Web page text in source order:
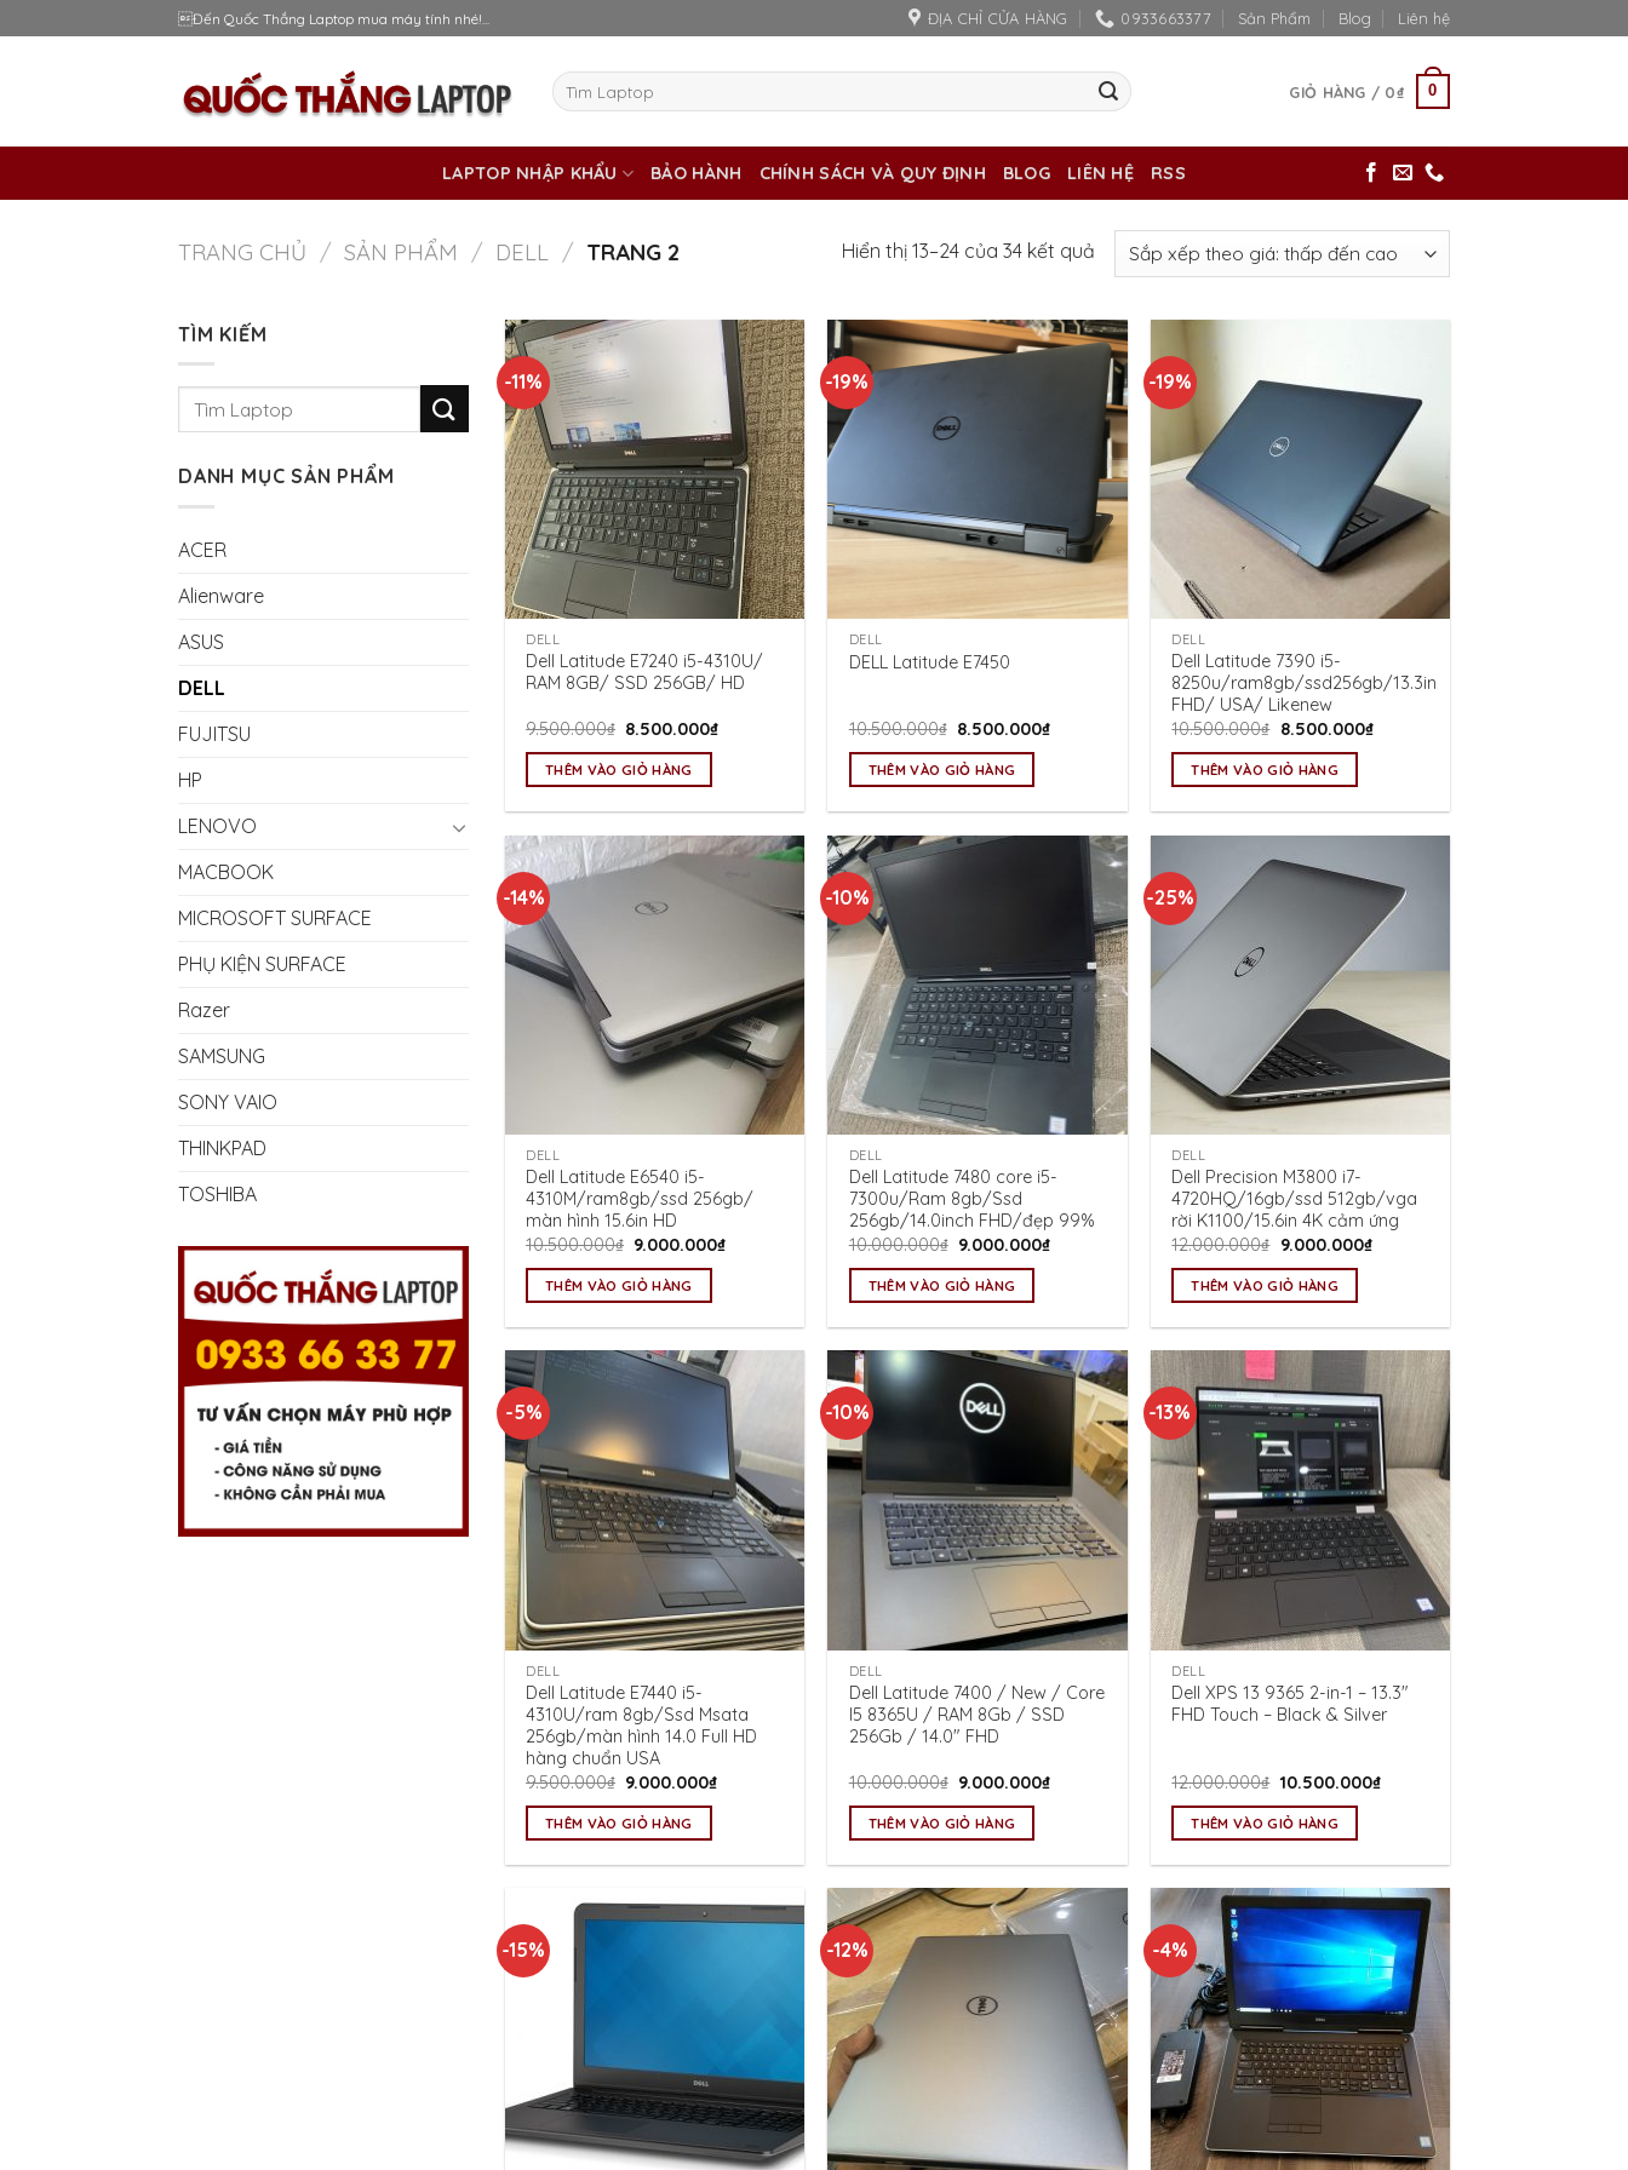
to
Đến Quốc Thắng Laptop mua máy tính nhé!... ĐỊA CHỈ CỬA HÀNG 0933663377 Sản Phẩm Blog Liên hệ
Tìm
kiếm:
GIỎ HÀNG / 0₫ 0
LAPTOP NHẬP KHẨU BẢO HÀNH CHÍNH SÁCH VÀ QUY ĐỊNH BLOG LIÊN HỆ RSS
TRANG CHỦ / SẢN PHẨM / DELL / TRANG 2 Hiển thị 13–24 của 34 kết quả
TÌM KIẾM
DANH MỤC SẢN PHẨM
ACER
Alienware
ASUS
DELL
FUJITSU
HP
LENOVO
MACBOOK
MICROSOFT SURFACE
PHỤ KIỆN SURFACE
Razer
SAMSUNG
SONY VAIO
THINKPAD
TOSHIBA
-11%
DELL
Dell Latitude E7240 i5-4310U/
RAM 8GB/ SSD 256GB/ HD
9.500.000₫ Giá
là:
9.500.000₫.
8.500.000₫Giá
THÊM VÀO GIỎ HÀNG
-19%
DELL
DELL Latitude E7450
10.500.000₫ Giá
là:
10.500.000₫.
8.500.000₫Giá
THÊM VÀO GIỎ HÀNG
-19%
DELL
Dell Latitude 7390 i5-
8250u/ram8gb/ssd256gb/13.3in
FHD/ USA/ Likenew
10.500.000₫ Giá
là:
10.500.000₫.
8.500.000₫Giá
THÊM VÀO GIỎ HÀNG
-14%
DELL
Dell Latitude E6540 i5-
4310M/ram8gb/ssd 256gb/
màn hình 15.6in HD
10.500.000₫ Giá
là:
10.500.000₫.
9.000.000₫Giá
THÊM VÀO GIỎ HÀNG
-10%
DELL
Dell Latitude 7480 core i5-
7300u/Ram 8gb/Ssd
256gb/14.0inch FHD/đẹp 99%
10.000.000₫ Giá
là:
10.000.000₫.
9.000.000₫Giá
THÊM VÀO GIỎ HÀNG
-25%
DELL
Dell Precision M3800 i7-
4720HQ/16gb/ssd 512gb/vga
rời K1100/15.6in 4K cảm ứng
12.000.000₫ Giá
là:
12.000.000₫.
9.000.000₫Giá
THÊM VÀO GIỎ HÀNG
-5%
DELL
Dell Latitude E7440 i5-
4310U/ram 8gb/Ssd Msata
256gb/màn hình 14.0 Full HD
hàng chuẩn USA
9.500.000₫ Giá
là:
9.500.000₫.
9.000.000₫Giá
THÊM VÀO GIỎ HÀNG
-10%
DELL
Dell Latitude 7400 / New / Core
I5 8365U / RAM 8Gb / SSD
256Gb / 14.0″ FHD
10.000.000₫ Giá
là:
10.000.000₫.
9.000.000₫Giá
THÊM VÀO GIỎ HÀNG
-13%
DELL
Dell XPS 13 9365 2-in-1 – 13.3″
FHD Touch – Black & Silver
12.000.000₫ Giá
là:
12.000.000₫.
10.500.000₫Giá
THÊM VÀO GIỎ HÀNG
-15% -12% -4%